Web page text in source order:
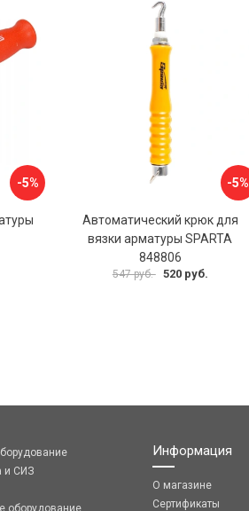
-5% -5%
Автоматический крюк для
вязки арматуры SPARTA
848806
547 руб. 520 руб.
и СИЗ
оборудование
Информация
О магазине
Сертификаты